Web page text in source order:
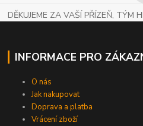
DĚKUJEME ZA VAŠÍ PŘÍZEŇ, TÝM
INFORMACE PRO
O nás
Jak nakupovat
Doprava a platba
Vrácení zboží